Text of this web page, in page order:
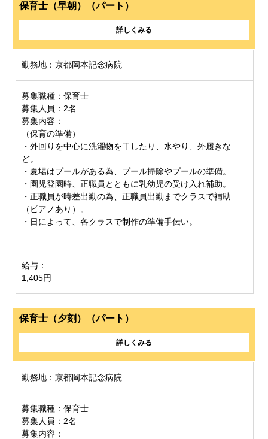
保育士（早朝）（パート）
詳しくみる
勤務地：京都岡本記念病院
募集職種：保育士
募集人員：2名
募集内容：
（保育の準備）
・外回りを中心に洗濯物を干したり、水やり、外履きな
ど。
・夏場はプールがある為、プール掃除やプールの準備。
・園児登園時、正職員とともに乳幼児の受け入れ補助。
・正職員が時差出勤の為、 正職員出勤までクラスで補助
（ピアノあり）。
・日によって、 各クラスで制作の準備手伝い。
給与：
1,405円
保育士（夕刻）（パート）
詳しくみる
勤務地：京都岡本記念病院
募集職種：保育士
募集人員：2名
募集内容：